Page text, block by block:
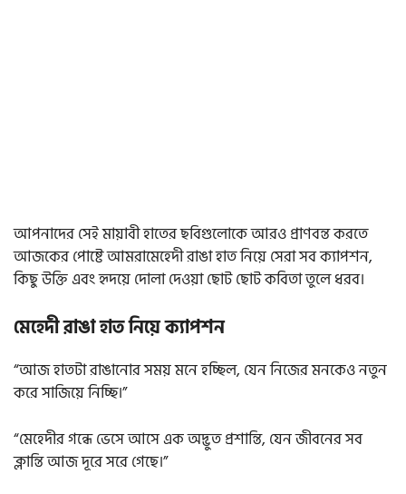
আপনাদের সেই মায়াবী হাতের ছবিগুলোকে আরও প্রাণবন্ত করতে
আজকের পোষ্টে আমরামেহেদী রাঙা হাত নিয়ে সেরা সব ক্যাপশন,
কিছু উক্তি এবং হৃদয়ে দোলা দেওয়া ছোট ছোট কবিতা তুলে ধরব।
মেহেদী রাঙা হাত নিয়ে ক্যাপশন
“আজ হাতটা রাঙানোর সময় মনে হচ্ছিল, যেন নিজের মনকেও নতুন
করে সাজিয়ে নিচ্ছি।”
“মেহেদীর গন্ধে ভেসে আসে এক অদ্ভুত প্রশান্তি, যেন জীবনের সব
ক্লান্তি আজ দূরে সরে গেছে।”